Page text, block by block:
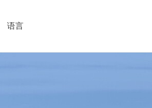
语言